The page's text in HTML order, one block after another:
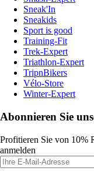
Sneak'In
Sneakids
Sport is good
Training-Fit
Trek-Expert
Triathlon-Expert
TripnBikers
Vélo-Store
Winter-Expert
Abonnieren Sie
Profitieren Sie von 10%
anmelden